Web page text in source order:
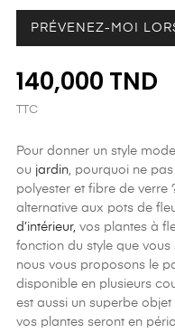
PRÉVENEZ-MOI
140,000 TND
TTC
Pour donner un style
ou jardin , pourquoi ne
polyester et fibre de verre
alternative aux pots de
d’intérieur, vos plantes à
fonction du style que vous
nous vous proposons le
disponible en plusieurs
est aussi un superbe
vos plantes seront en